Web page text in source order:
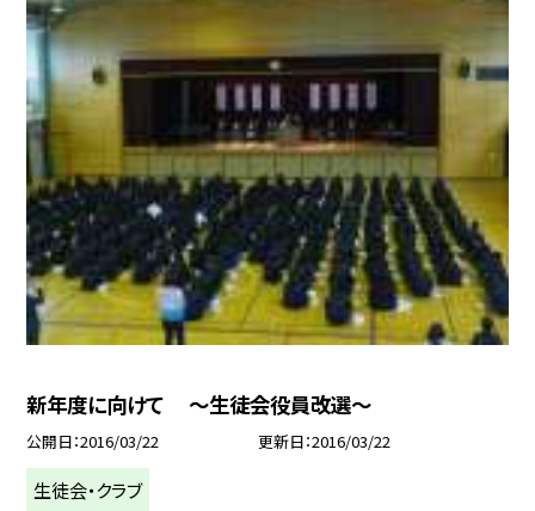
新年度に向けて 〜生徒会役員改選〜
公開日 2016/03/22 更新日 2016/03/22
生徒会・クラブ